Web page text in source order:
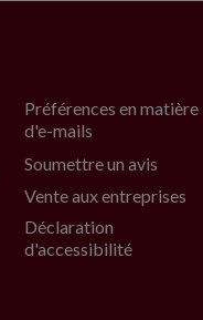
Préférences en matière
d'e-mails
Soumettre un avis
Vente aux entreprises
Déclaration
d'accessibilité